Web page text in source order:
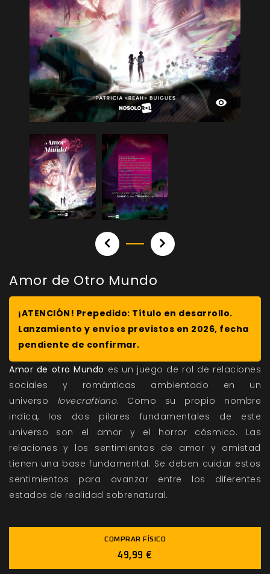
Amor de Otro Mundo
¡ATENCIÓN! Prepedido: Título en desarrollo.
Lanzamiento y envíos previstos en 2026, fecha
pendiente de confirmar.
Amor de otro Mundo es un juego de rol de relaciones
sociales y románticas ambientado en un
universo lovecraftiano. Como su propio nombre
indica, los dos pilares fundamentales de este
universo son el amor y el horror cósmico. Las
relaciones y los sentimientos de amor y amistad
tienen una base fundamental. Se deben cuidar estos
sentimientos para avanzar entre los diferentes
estados de realidad sobrenatural.
COMPRAR FÍSICO
49,99 €